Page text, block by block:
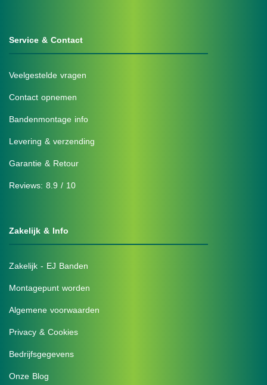
Service & Contact
Veelgestelde vragen
Contact opnemen
Bandenmontage info
Levering & verzending
Garantie & Retour
Reviews: 8.9 / 10
Zakelijk & Info
Zakelijk - EJ Banden
Montagepunt worden
Algemene voorwaarden
Privacy & Cookies
Bedrijfsgegevens
Onze Blog